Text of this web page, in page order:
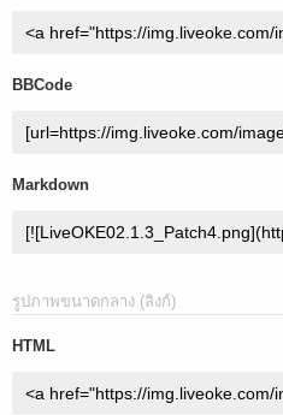
BBCode
Markdown
รูปภาพขนาดกลาง (ลิงก์)
HTML